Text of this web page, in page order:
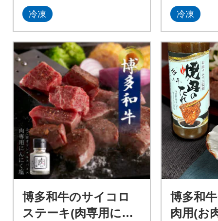
冷凍 冷凍
博多和牛のサイコロ
ステーキ(肉専用にん
博多和
肉用(お